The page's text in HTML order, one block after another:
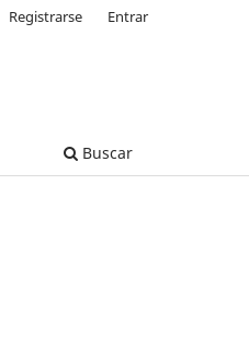
Buscar
Registrarse Entrar